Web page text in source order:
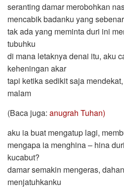
seranting damar merobohkan
mencabik badanku yang
tak ada yang meminta duri ini
tubuhku
di mana letaknya denai itu, aku
keheningan akar
tapi ketika sedikit saja
malam
(Baca juga: anugrah Tuhan)
aku ia buat mengatup lagi,
mengapa ia menghina – hina
kucabut?
damar semakin mengeras,
menjatuhkanku